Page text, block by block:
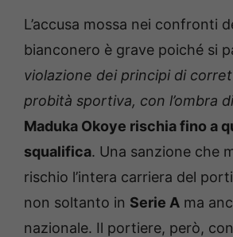
L’accusa mossa nei confronti
bianconero è grave poiché si
violazione dei principi di
probità sportiva, con l’ombra
Maduka Okoye rischia fino a
squalifica. Una sanzione che
rischio l’intera carriera del
non soltanto in Serie A ma
nazionale. Il portiere, però,